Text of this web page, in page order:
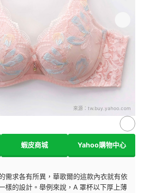
來源： tw.buy.yahoo.com
蝦皮商城 Yahoo購物中心
需求各有所異，華歌爾的這款內衣就有依
樣的設計。舉例來說，A 罩杯以下厚上薄